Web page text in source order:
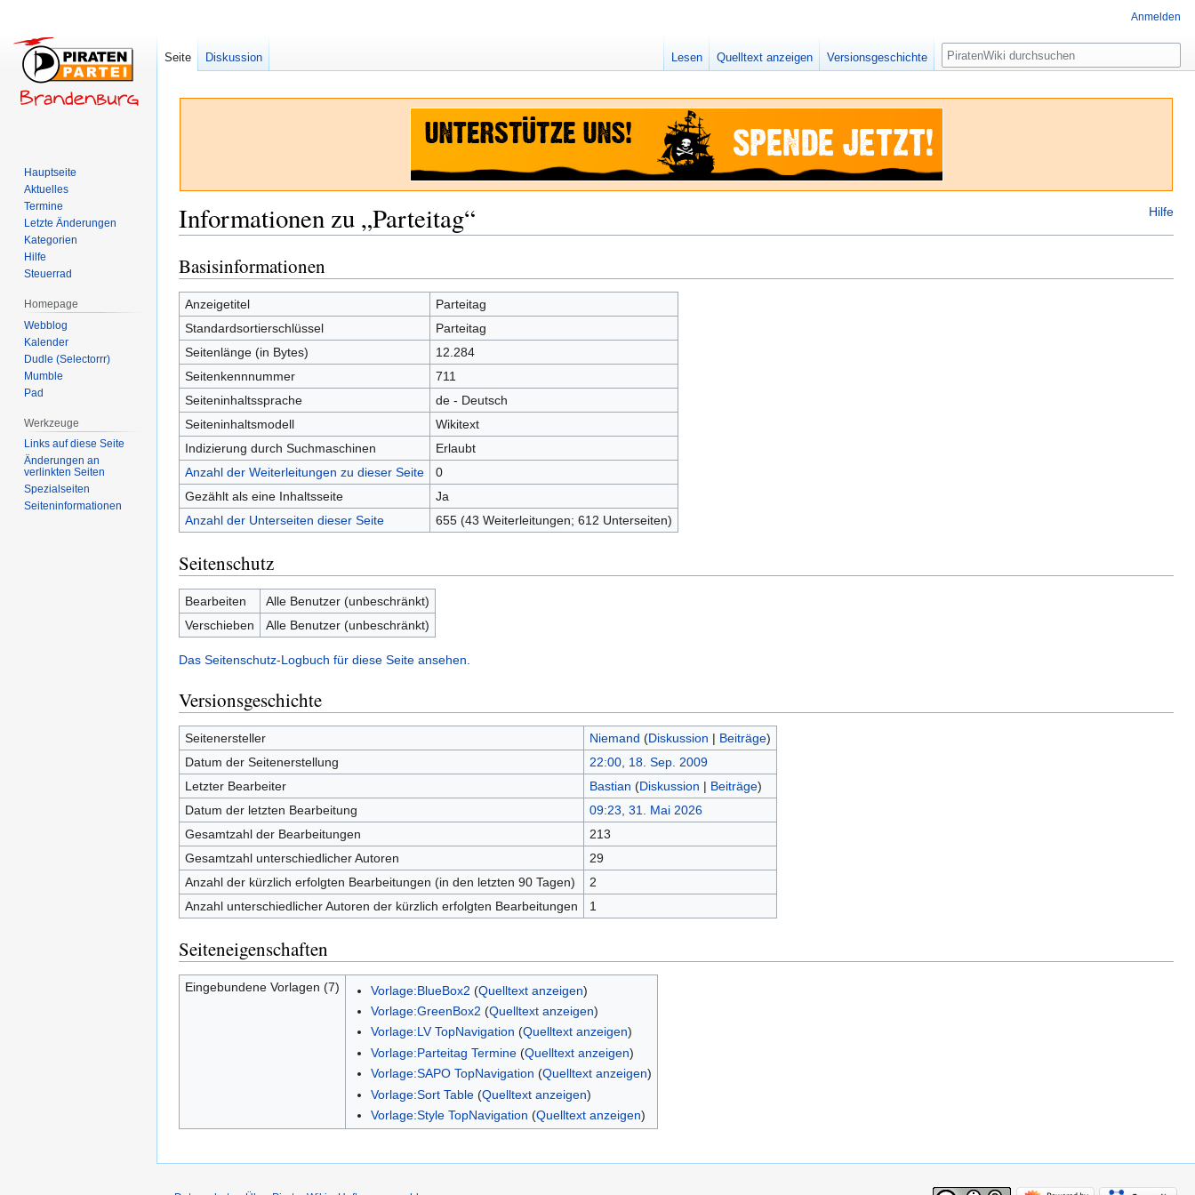
Hilfe
Informationen zu „Parteitag“
Zur
Navigation
springen
Zur
Suche
springen
Basisinformationen
Anzeigetitel
Parteitag
Standardsortierschlüssel
Parteitag
Seitenlänge (in Bytes)
12.284
Seitenkennnummer
711
Seiteninhaltssprache
de - Deutsch
Seiteninhaltsmodell
Wikitext
Indizierung durch Suchmaschinen
Erlaubt
Anzahl der Weiterleitungen zu dieser Seite
0
Gezählt als eine Inhaltsseite
Ja
Anzahl der Unterseiten dieser Seite
655 (43 Weiterleitungen; 612 Unterseiten)
Seitenschutz
Bearbeiten
Alle Benutzer (unbeschränkt)
Verschieben
Alle Benutzer (unbeschränkt)
Das Seitenschutz-Logbuch für diese Seite ansehen.
Versionsgeschichte
Seitenersteller Niemand (Diskussion | Beiträge)
Datum der Seitenerstellung
22:00, 18. Sep. 2009
Letzter Bearbeiter
Bastian (Diskussion | Beiträge)
Datum der letzten Bearbeitung
09:23, 31. Mai 2026
Gesamtzahl der Bearbeitungen
213
Gesamtzahl unterschiedlicher Autoren
29
Anzahl der kürzlich erfolgten Bearbeitungen (in den letzten 90 Tagen)
2
Anzahl unterschiedlicher Autoren der kürzlich erfolgten Bearbeitungen
1
Seiteneigenschaften
Eingebundene Vorlagen (7) Vorlage:BlueBox2 (Quelltext anzeigen)
Vorlage:GreenBox2 (Quelltext anzeigen)
Vorlage:LV TopNavigation (Quelltext anzeigen)
Vorlage:Parteitag Termine(Quelltext anzeigen)
Vorlage:SAPO TopNavigation (Quelltext anzeigen)
Vorlage:Sort Table(Quelltext anzeigen)
Vorlage:Style TopNavigation (Quelltext anzeigen)
Anmelden
Seite Diskussion Lesen Quelltext anzeigen Versionsgeschichte Suche
Hauptseite
Aktuelles
Termine
Letzte Änderungen
Kategorien
Hilfe
Steuerrad
Homepage
Webblog
Kalender
Dudle (Selectorrr)
Mumble
Pad
Werkzeuge
Links auf diese Seite
Änderungen an
verlinkten Seiten
Spezialseiten
Seiten­­informationen